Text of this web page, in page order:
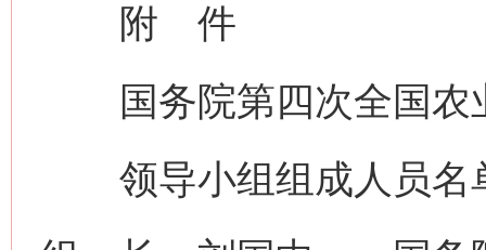
附 件
国务院第四次全国农
领导小组组成人员名